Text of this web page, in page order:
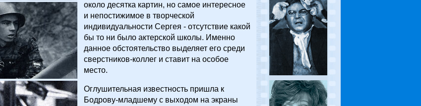
около десятка картин, но самое интересное
и непостижимое в творческой
индивидуальности Сергея - отсутствие какой
бы то ни было актерской школы. Именно
данное обстоятельство выделяет его среди
сверстников-коллег и ставит на особое
место.
Оглушительная известность пришла к
Бодрову-младшему с выходом на экраны